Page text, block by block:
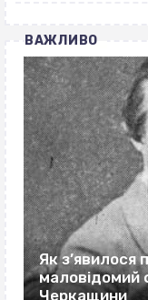
ВАЖЛИВО
Як з’явилося
маловідомий
Черкащини